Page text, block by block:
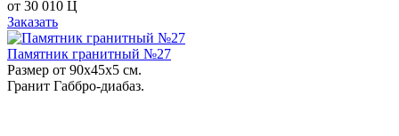
от 30 010 Ц
Заказать
Памятник гранитный №27
Размер от 90х45х5 см.
Гранит Габбро-диабаз.